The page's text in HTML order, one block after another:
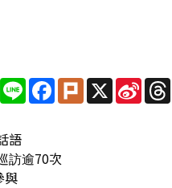
Line Facebook
PlurkX Sina
語
訪逾70次
與